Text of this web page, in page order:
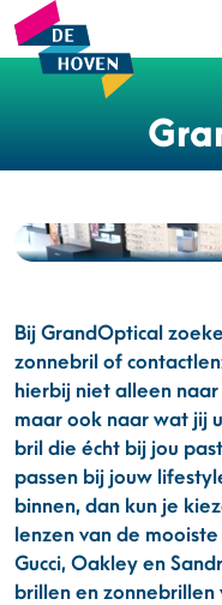
Bij GrandOptical
zonnebril of
hierbij niet alleen
maar ook naar wat jij
bril die écht bij jou
passen bij jouw
binnen, dan kun je
lenzen van de
Gucci, Oakley en
brillen en zonnebrillen